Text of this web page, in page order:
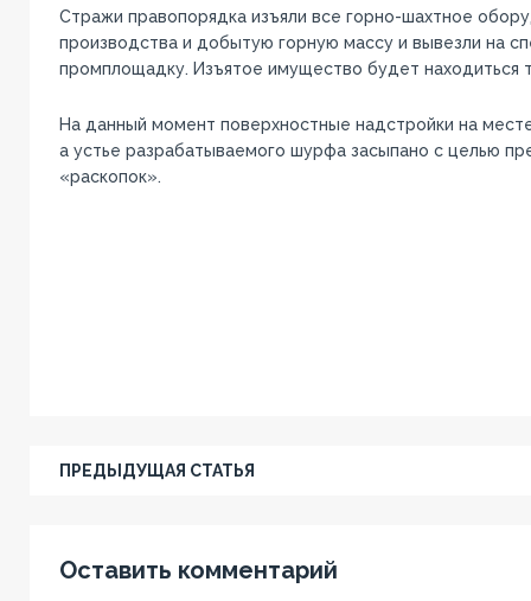
Стражи правопорядка изъяли все горно-шахтное
производства и добытую горную массу и вывезли на
промплощадку. Изъятое имущество будет находиться
На данный момент поверхностные надстройки на
а устье разрабатываемого шурфа засыпано с целью
«раскопок».
ПРЕДЫДУЩАЯ СТАТЬЯ
Оставить комментарий